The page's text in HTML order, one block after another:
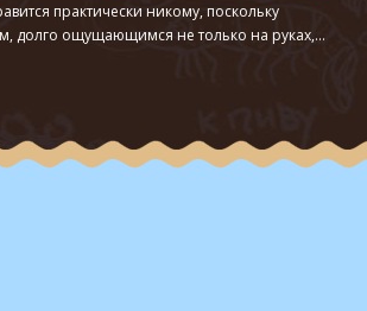
практически никому, поскольку
долго ощущающимся не только на руках,...